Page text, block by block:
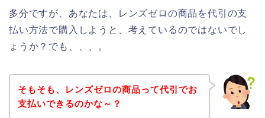
多分ですが、あなたは、レンズゼロの商品を代引の支
払い方法で購入しようと、考えているのではないでし
ょうか？でも、、、。
そもそも、レンズゼロの商品って代引でお
支払いできるのかな～？